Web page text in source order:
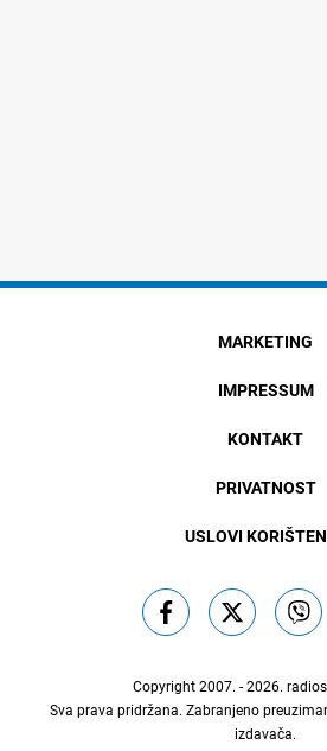
MARKETING
IMPRESSUM
KONTAKT
PRIVATNOST
USLOVI
Copyright 2007. - 2026.
Sva prava pridržana. Zabranjeno
izdavača.